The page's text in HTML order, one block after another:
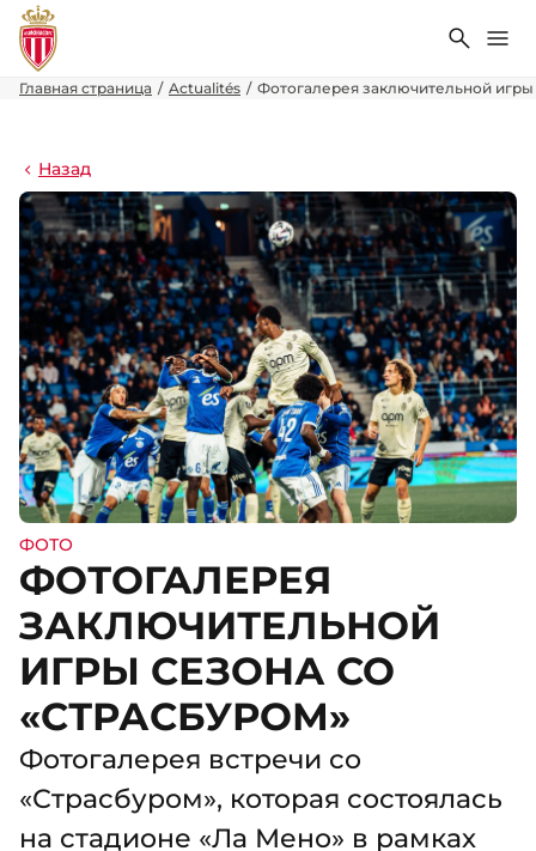
Поиск
Главная страница Actualités Фотогалерея заключительной
Назад
ФОТО
ФОТОГАЛЕРЕЯ
ЗАКЛЮЧИТЕЛЬНОЙ
ИГРЫ СЕЗОНА СО
«СТРАСБУРОМ»
Фотогалерея встречи со
«Страсбуром», которая состоялась
на стадионе «Ла Мено» в рамках